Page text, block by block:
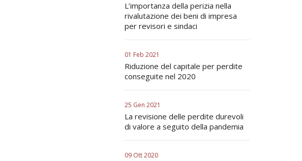
L’importanza della perizia nella
rivalutazione dei beni di impresa
per revisori e sindaci
01 Feb 2021
Riduzione del capitale per perdite
conseguite nel 2020
25 Gen 2021
La revisione delle perdite durevoli
di valore a seguito della pandemia
09 Ott 2020